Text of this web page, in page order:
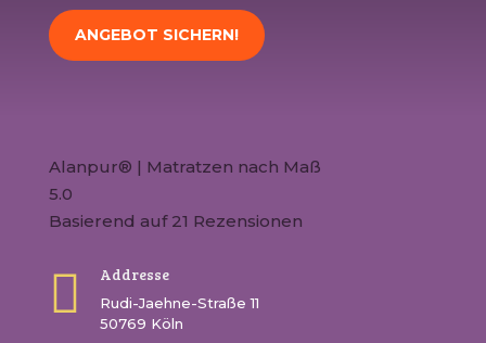
ANGEBOT SICHERN!
Alanpur® | Matratzen nach Maß
5.0
Basierend auf 21 Rezensionen
 Addresse
Rudi-Jaehne-Straße 11
50769 Köln